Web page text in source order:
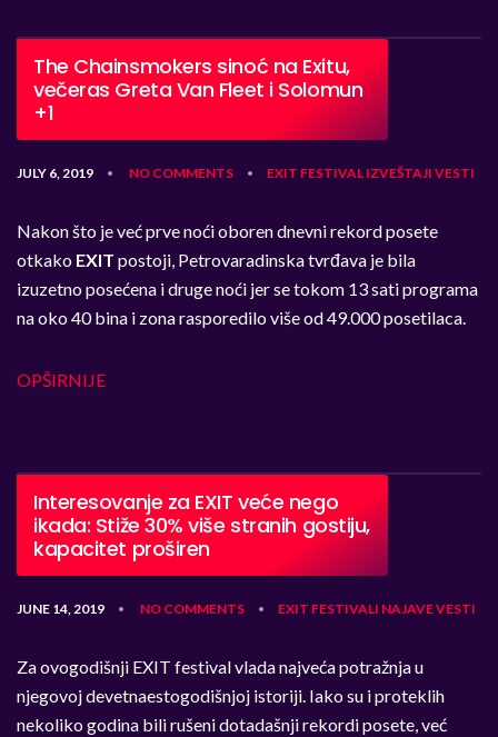
The Chainsmokers sinoć na Exitu,
večeras Greta Van Fleet i Solomun
+1
JULY 6, 2019 • NO COMMENTS • EXIT FESTIVAL IZVEŠTAJI VESTI
Nakon što je već prve noći oboren dnevni rekord posete
otkako EXIT postoji, Petrovaradinska tvrđava je bila
izuzetno posećena i druge noći jer se tokom 13 sati programa
na oko 40 bina i zona rasporedilo više od 49.000 posetilaca.
OPŠIRNIJE
Interesovanje za EXIT veće nego
ikada: Stiže 30% više stranih gostiju,
kapacitet proširen
JUNE 14, 2019 • NO COMMENTS • EXIT FESTIVALI NAJAVEVESTI
Za ovogodišnji EXIT festival vlada najveća potražnja u
njegovoj devetnaestogodišnjoj istoriji. Iako su i proteklih
nekoliko godina bili rušeni dotadašnji rekordi posete, već